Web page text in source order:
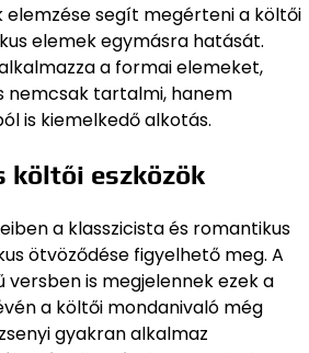
elemzése segít megérteni a költői
elemek egymásra hatását.
a formai elemeket,
nemcsak tartalmi, hanem
is kiemelkedő alkotás.
költői eszközök
a klasszicista és romantikus
ötvöződése figyelhető meg. A
versben is megjelennek ezek a
a költői mondanivaló még
gyakran alkalmaz